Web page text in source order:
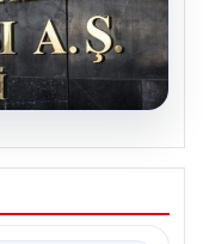
Zamanı ve